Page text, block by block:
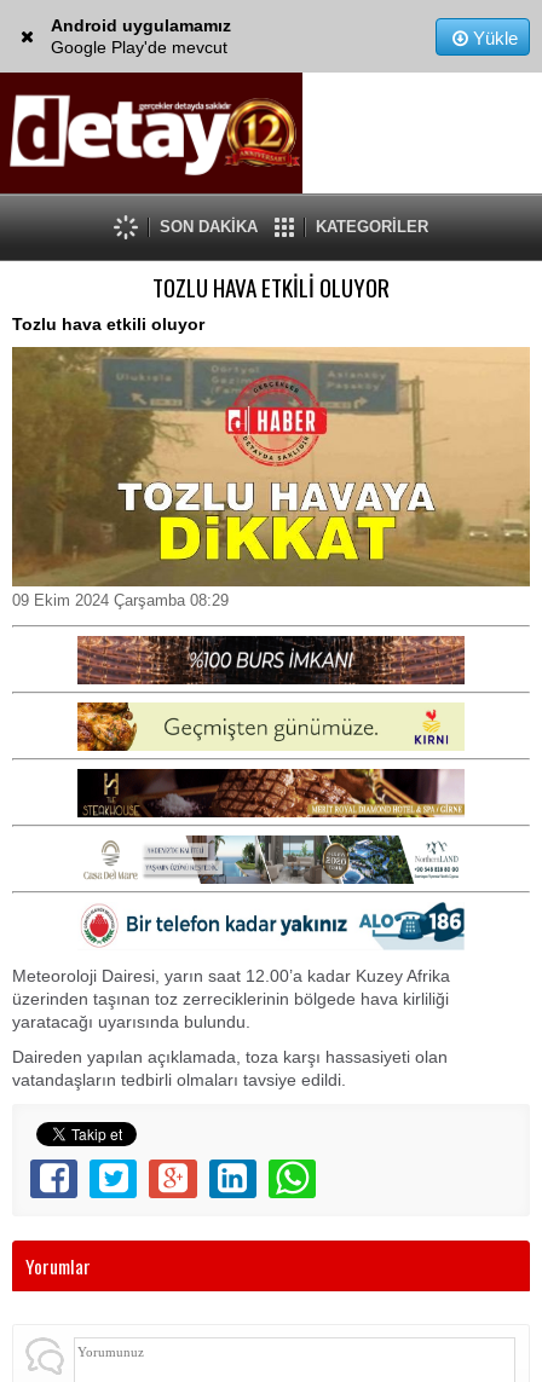
Android uygulamamız
Google Play'de mevcut
Yükle
SON DAKİKA KATEGORİLER
TOZLU HAVA ETKİLİ OLUYOR
Tozlu hava etkili oluyor
09 Ekim 2024 Çarşamba 08:29
Meteoroloji Dairesi, yarın saat 12.00’a kadar Kuzey Afrika
üzerinden taşınan toz zerreciklerinin bölgede hava kirliliği
yaratacağı uyarısında bulundu.
Daireden yapılan açıklamada, toza karşı hassasiyeti olan
vatandaşların tedbirli olmaları tavsiye edildi.
Yorumlar